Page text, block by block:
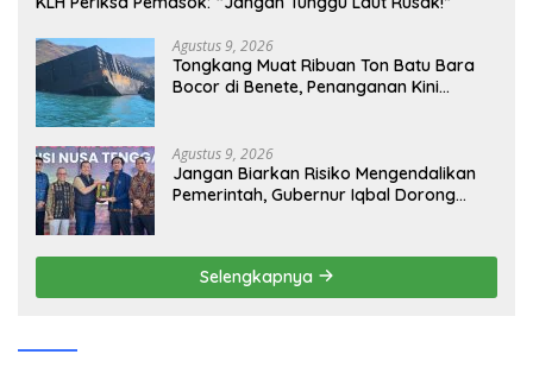
Agustus 9, 2026
Tongkang Muat Ribuan Ton Batu Bara
Bocor di Benete, Penanganan Kini
Agustus 9, 2026
Jangan Biarkan Risiko Mengendalikan
Pemerintah, Gubernur Iqbal Dorong
Selengkapnya